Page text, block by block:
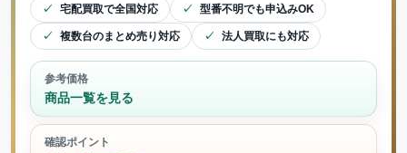
宅配買取で全国対応 型番不明でも申込みOK
複数台のまとめ売り対応 法人買取にも対応
参考価格
商品一覧を見る
確認ポイント